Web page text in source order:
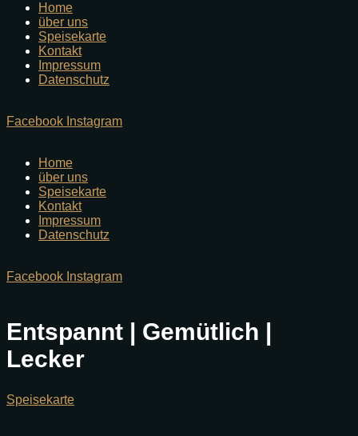
Home
über uns
Speisekarte
Kontakt
Impressum
Datenschutz
Facebook Instagram
Home
über uns
Speisekarte
Kontakt
Impressum
Datenschutz
Facebook Instagram
Entspannt | Gemütlich |
Lecker
Speisekarte